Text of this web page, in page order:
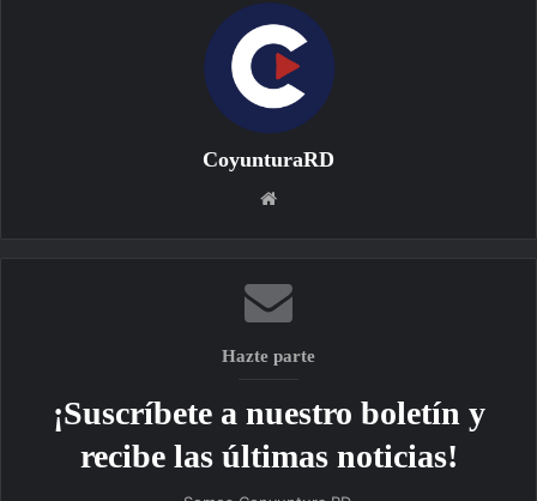
CoyunturaRD
Sitio
Hazte parte
¡Suscríbete a nuestro boletín y
recibe las últimas noticias!